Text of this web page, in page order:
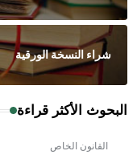
شراء النسخة الورقية
البحوث الأكثر قراءة
القانون الخاص